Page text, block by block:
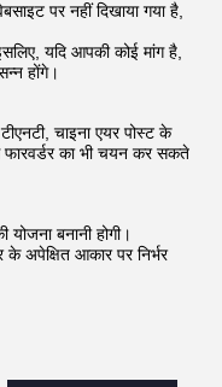
पर नहीं दिखाया गया है,
यदि आपकी कोई मांग है,
होंगे।
चाइना एयर पोस्ट के
का भी चयन कर सकते
बनानी होगी।
के अपेक्षित आकार पर निर्भर